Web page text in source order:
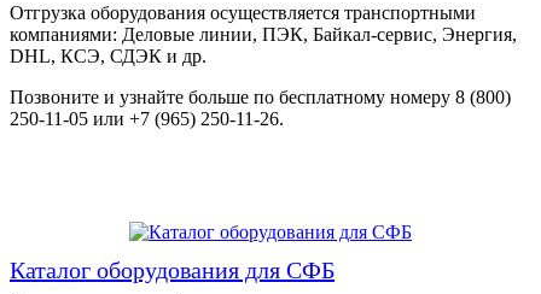
Отгрузка оборудования осуществляется транспортными
компаниями: Деловые линии, ПЭК, Байкал-сервис, Энергия,
DHL, КСЭ, СДЭК и др.
Позвоните и узнайте больше по бесплатному номеру 8 (800)
250-11-05 или +7 (965) 250-11-26.
Каталог оборудования для СФБ